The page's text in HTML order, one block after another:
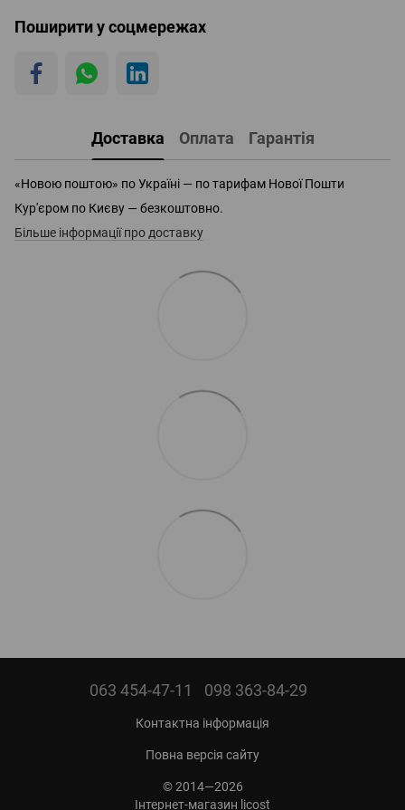
Поширити у соцмережах
Доставка Оплата Гарантія
«Новою поштою» по Україні — по тарифам Нової Пошти
Кур'єром по Києву — безкоштовно.
Більше інформації про доставку
063 454-47-11 098 363-84-29
Контактна інформація
Повна версія сайту
© 2014—2026
Інтернет-магазин licost